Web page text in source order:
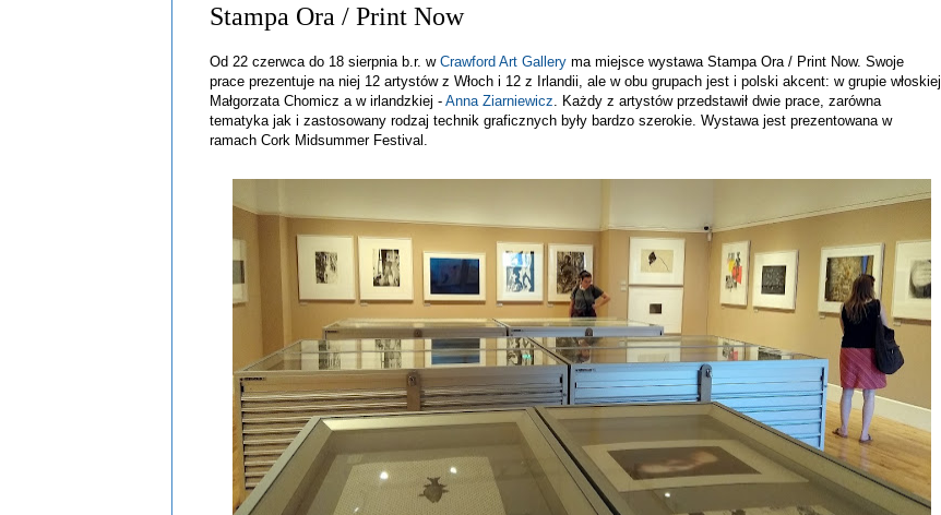
Stampa Ora / Print Now
Od 22 czerwca do 18 sierpnia b.r. w Crawford Art Gallery ma miejsce wystawa Stampa Ora / Print Now. Swoje
prace prezentuje na niej 12 artystów z Włoch i 12 z Irlandii, ale w obu grupach jest i polski akcent: w grupie włoskiej
Małgorzata Chomicz a w irlandzkiej - Anna Ziarniewicz. Każdy z artystów przedstawił dwie prace, zarówna
tematyka jak i zastosowany rodzaj technik graficznych były bardzo szerokie. Wystawa jest prezentowana w
ramach Cork Midsummer Festival.